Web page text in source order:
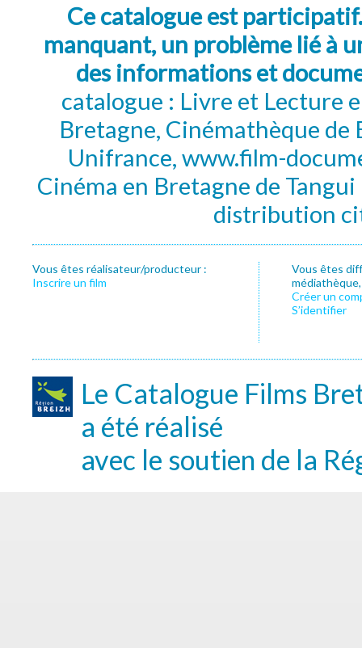
Ce catalogue est
manquant, un problème lié à
des informations et
catalogue : Livre et Lecture
Bretagne, Cinémathèque de
Unifrance, www.film-
Cinéma en Bretagne de
distribution
Vous êtes réalisateur/producteur :
Inscrire un film
Vous êtes
Créer un
S’identifier
Le Catalogue Films
a été réalisé
avec le soutien de la